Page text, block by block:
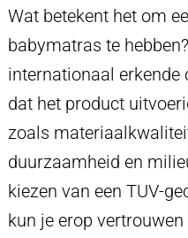
Wat betekent het om
babymatras te
internationaal
dat het product
zoals
duurzaamheid en
kiezen van een TUV-
kun je erop